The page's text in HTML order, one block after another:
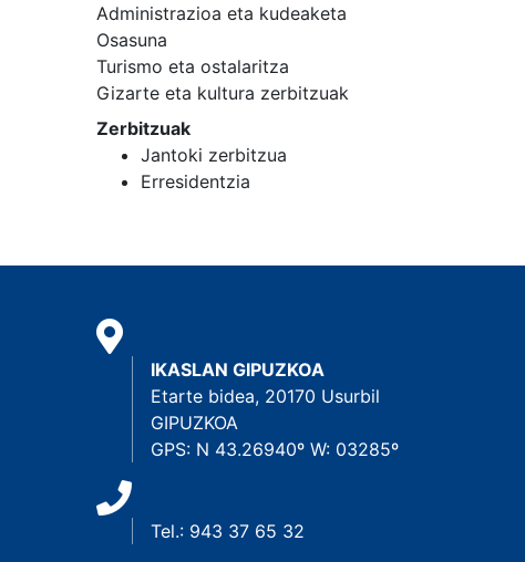
Administrazioa eta kudeaketa
Osasuna
Turismo eta ostalaritza
Gizarte eta kultura zerbitzuak
Zerbitzuak
Jantoki zerbitzua
Erresidentzia
IKASLAN GIPUZKOA
Etarte bidea, 20170 Usurbil
GIPUZKOA
GPS: N 43.26940º W: 03285º
Tel.: 943 37 65 32